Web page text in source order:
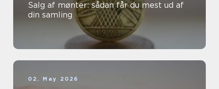
Salg af mønter: sådan får du mest ud af
din samling
02. May 2026